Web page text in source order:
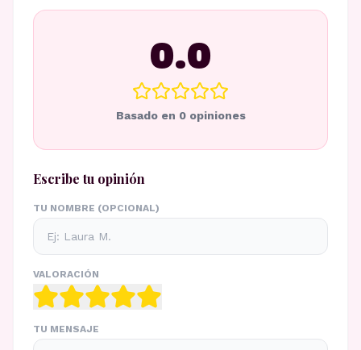
0.0
Basado en 0opiniones
Escribe tu opinión
TU NOMBRE (OPCIONAL)
VALORACIÓN
TU MENSAJE